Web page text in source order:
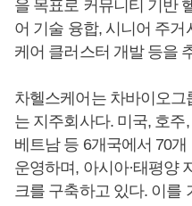
을 목표로 커뮤니티 기반
어 기술 융합, 시니어 주
케어 클러스터 개발 등을
차헬스케어는 차바이오
는 지주회사다. 미국, 호
베트남 등 6개국에서 70
운영하며, 아시아·태평양
크를 구축하고 있다. 이를